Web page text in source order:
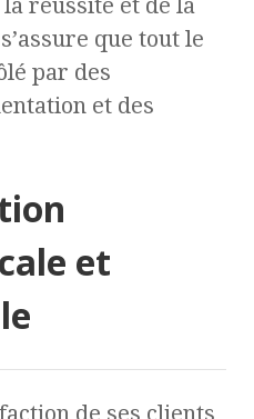
que tout le
par des
et des
et
de ses clients